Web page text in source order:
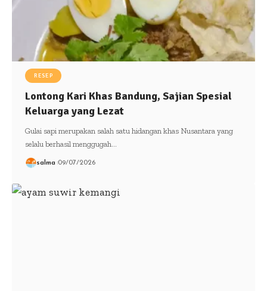
RESEP
Lontong Kari Khas Bandung, Sajian Spesial
Keluarga yang Lezat
Gulai sapi merupakan salah satu hidangan khas Nusantara yang
selalu berhasil menggugah…
salma 09/07/2026